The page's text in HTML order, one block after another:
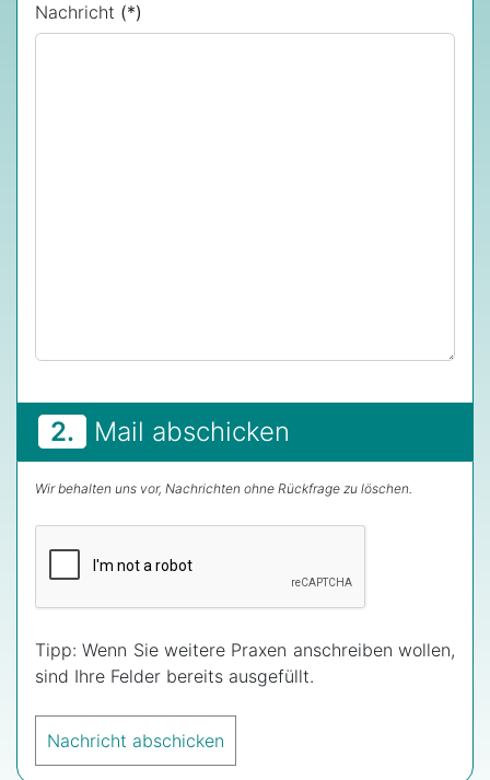
Nachricht (*)
2. Mail abschicken
Wir behalten uns vor, Nachrichten ohne Rückfrage zu löschen.
Tipp: Wenn Sie weitere Praxen anschreiben wollen,
sind Ihre Felder bereits ausgefüllt.
Nachricht abschicken